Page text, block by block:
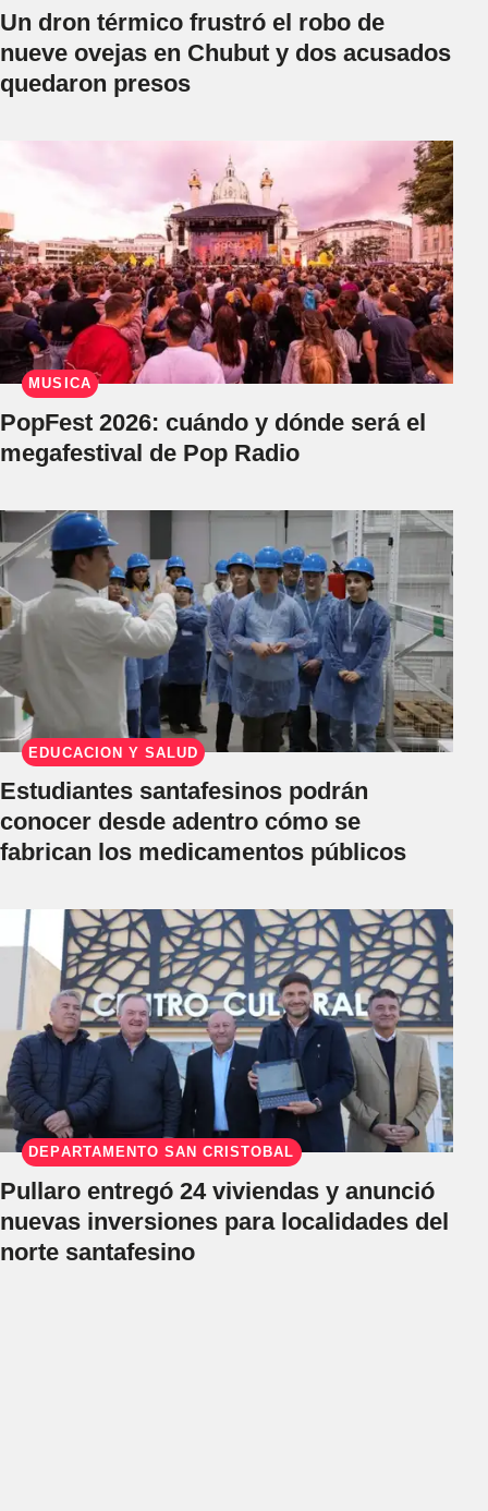
Un dron térmico frustró el robo de
nueve ovejas en Chubut y dos acusados
quedaron presos
MÚSICA
PopFest 2026: cuándo y dónde será el
megafestival de Pop Radio
EDUCACIÓN Y SALUD
Estudiantes santafesinos podrán
conocer desde adentro cómo se
fabrican los medicamentos públicos
DEPARTAMENTO SAN CRISTÓBAL
Pullaro entregó 24 viviendas y anunció
nuevas inversiones para localidades del
norte santafesino